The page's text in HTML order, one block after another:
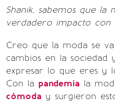
Shanik, sabemos que la
verdadero impacto con
Creo que la moda se
cambios en la sociedad
expresar lo que eres y
Con la pandemia la
cómoda y surgieron